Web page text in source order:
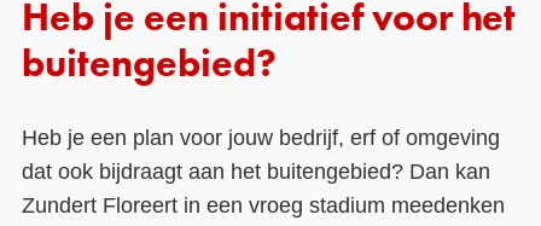
Heb je een initiatief voor het
buitengebied?
Heb je een plan voor jouw bedrijf, erf of omgeving
dat ook bijdraagt aan het buitengebied? Dan kan
Zundert Floreert in een vroeg stadium meedenken